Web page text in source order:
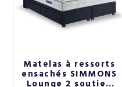
Matelas à ressorts
ensachés SIMMONS
Lounge 2 soutien